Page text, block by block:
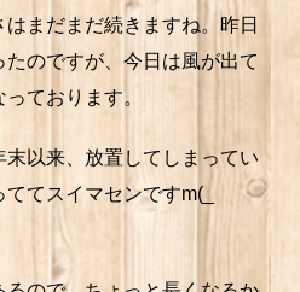
まだまだ続きますね。昨日
のですが、今日は風が出て
ております。
以来、放置してしまってい
てスイマセンですm(_